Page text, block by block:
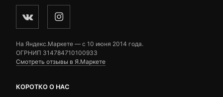
На Яндекс.Маркете — c 10 июня 2014 года.
ОГРНИП 314784710100933
Смотреть отзывы в Я.Маркете
КОРОТКО О НАС